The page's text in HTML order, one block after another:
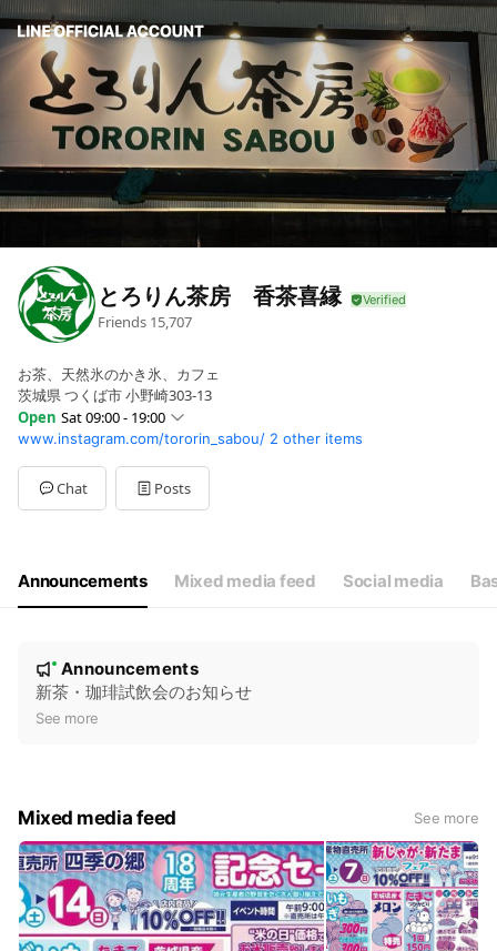
とろりん茶房 香茶喜縁
Friends 15,707
お茶、天然氷のかき氷、カフェ
茨城県 つくば市 小野崎303-13
Open Sat 09:00 - 19:00
Sun09:00 - 19:00
Mon09:00 - 19:00
Tue09:00 - 19:00
WedClosed
※水曜日定休日 ※天然氷のかき氷は、5/16(金)10時〜
www.instagram.com/tororin_sabou/ 2 other items
Chat Posts
Announcements Mixed media feed Social media
e
New
Announcements
新茶・珈琲試飲会のお知らせ
See more
Mixed media feed See more